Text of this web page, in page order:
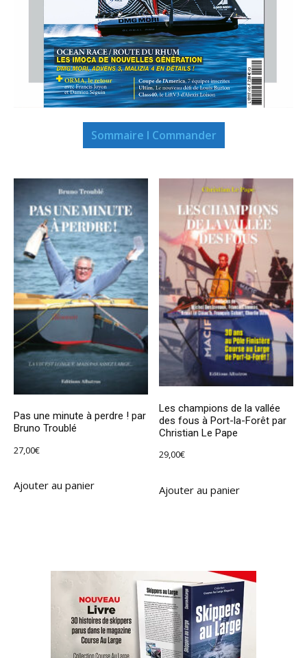
Sommaire I Commander
Pas une minute à perdre ! par
Bruno Troublé
27,00€
Ajouter au panier
Les champions de la vallée
des fous à Port-la-Forêt par
Christian Le Pape
29,00€
Ajouter au panier